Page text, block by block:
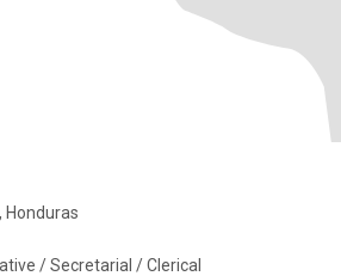
Honduras
/ Secretarial / Clerical